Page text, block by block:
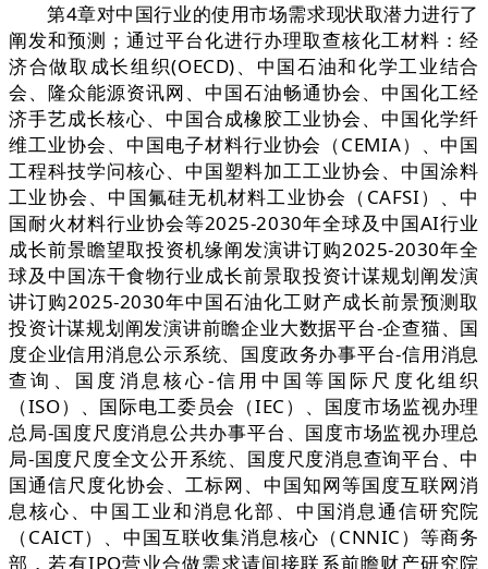
第4章对中国行业的使用市场需求现状取潜力进行了
阐发和预测；通过平台化进行办理取查核化工材料：经
济合做取成长组织(OECD)、中国石油和化学工业结合
会、隆众能源资讯网、中国石油畅通协会、中国化工经
济手艺成长核心、中国合成橡胶工业协会、中国化学纤
维工业协会、中国电子材料行业协会（CEMIA）、中国
工程科技学问核心、中国塑料加工工业协会、中国涂料
工业协会、中国氟硅无机材料工业协会（CAFSI）、中
国耐火材料行业协会等2025-2030年全球及中国AI行业
成长前景瞻望取投资机缘阐发演讲订购2025-2030年全
球及中国冻干食物行业成长前景取投资计谋规划阐发演
讲订购2025-2030年中国石油化工财产成长前景预测取
投资计谋规划阐发演讲前瞻企业大数据平台-企查猫、国
度企业信用消息公示系统、国度政务办事平台-信用消息
查询、国度消息核心-信用中国等国际尺度化组织
（ISO）、国际电工委员会（IEC）、国度市场监视办理
总局-国度尺度消息公共办事平台、国度市场监视办理总
局-国度尺度全文公开系统、国度尺度消息查询平台、中
国通信尺度化协会、工标网、中国知网等国度互联网消
息核心、中国工业和消息化部、中国消息通信研究院
（CAICT）、中国互联收集消息核心（CNNIC）等商务
部，若有IPO营业合做需求请间接联系前瞻财产研究院